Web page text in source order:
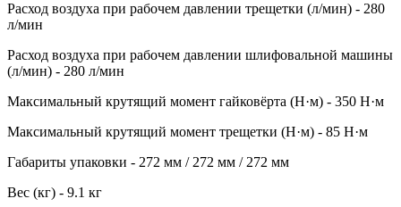
Расход воздуха при рабочем давлении трещетки (л/мин) - 280
л/мин
Расход воздуха при рабочем давлении шлифовальной машины
(л/мин) - 280 л/мин
Максимальный крутящий момент гайковёрта (Н·м) - 350 Н·м
Максимальный крутящий момент трещетки (Н·м) - 85 Н·м
Габариты упаковки - 272 мм / 272 мм / 272 мм
Вес (кг) - 9.1 кг